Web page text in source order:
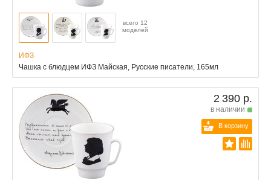
всего 12
моделей
ИФЗ
Чашка с блюдцем ИФЗ Майская, Русские писатели, 165мл
2 390 р.
в наличии
В корзину